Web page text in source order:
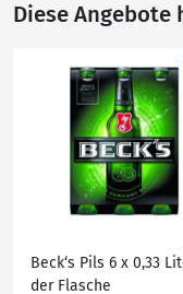
Diese
Beck‘s Pils 6 x 0,33
der Flasche